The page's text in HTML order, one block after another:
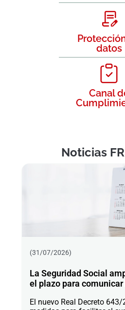
datos
Canal
Noticias
(31/07/2026)
La Seguridad Social
el plazo para comunicar
El nuevo Real Decreto